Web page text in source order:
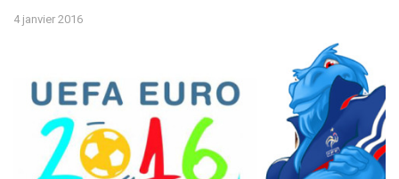
4 janvier 2016